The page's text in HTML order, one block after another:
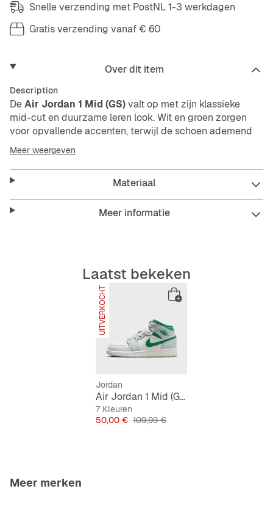
Snelle verzending met PostNL 1-3 werkdagen
Gratis verzending vanaf € 60
Over dit item
Description
DeAir Jordan 1 Mid (GS)valt op met zijn klassieke
mid-cut en duurzame leren look. Wit en groen zorgen
voor opvallende accenten, terwijl de schoen ademend
en ondersteunend is. Perfect voor jouw relaxte stijl met
echte basketbalvibes.
Robuuste leren look
Ademend voor comfortabel dragen
Ondersteunend en duurzaam
Veters voor een veilige pasvorm
Meer weergeven
Materiaal
Meer informatie
Laatst bekeken
UITVERKOCHT
Jordan
Air Jordan 1 Mid (GS)
7 Kleuren
Prijs
50,00 € Originele Prijs
109,99 €
Meer merken